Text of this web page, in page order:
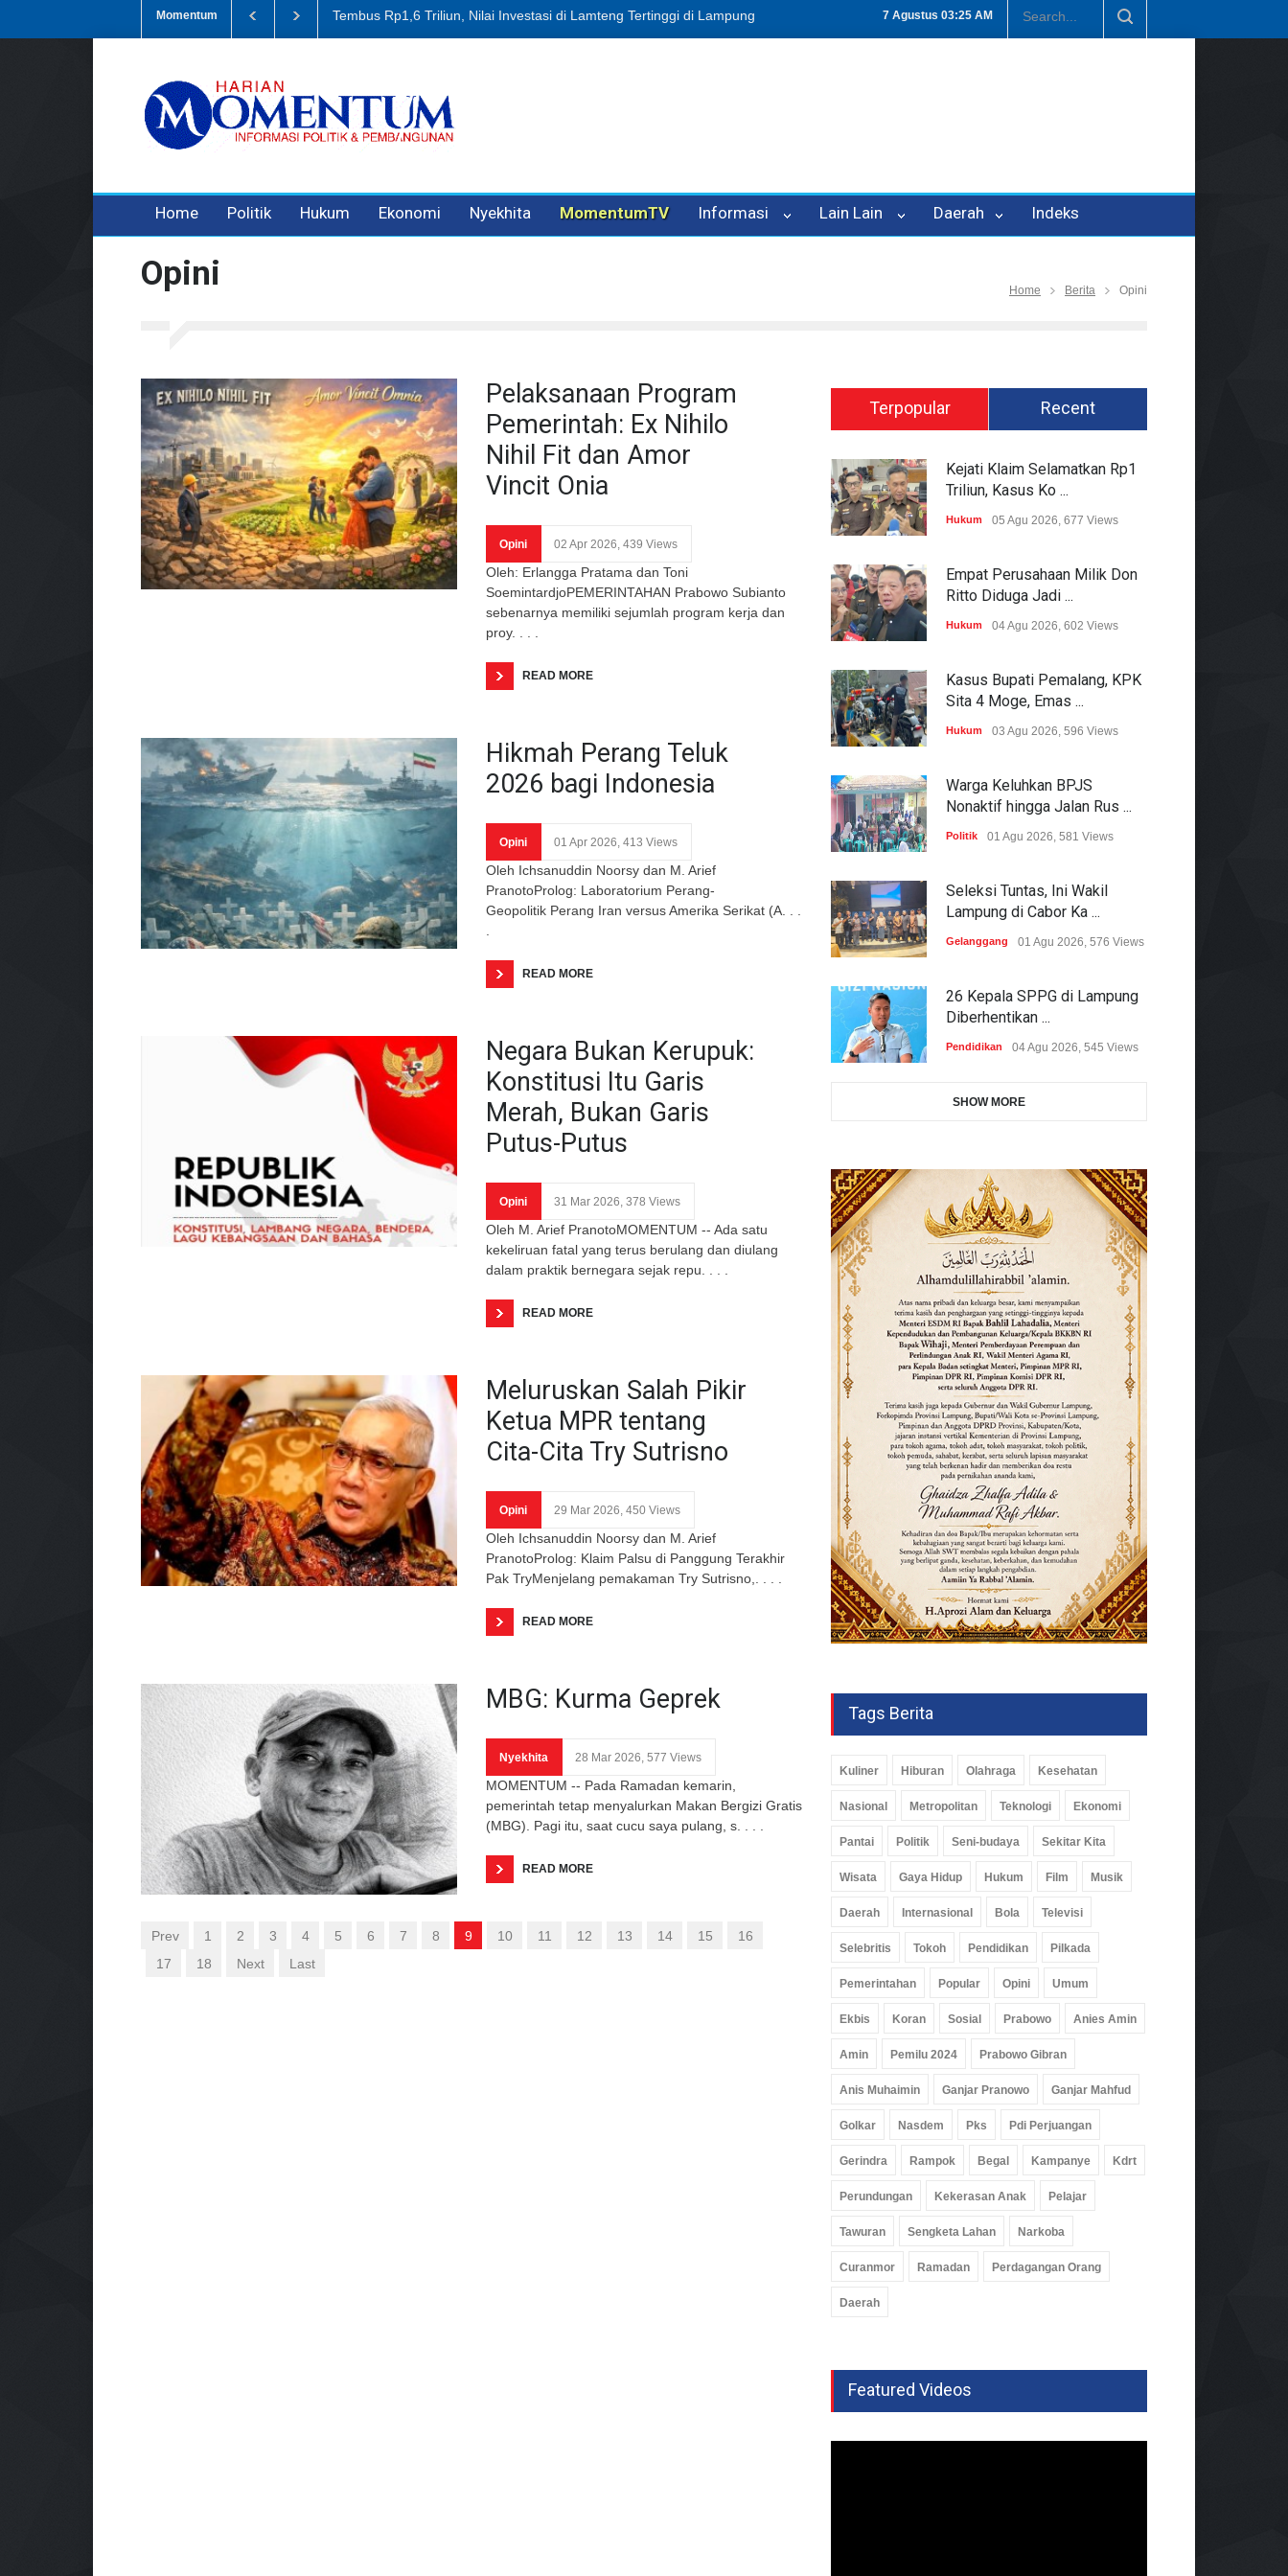
7 Agustus 03:25 AM
Momentum Korupsi Retribusi Sampah, Eks Bendahara Pembantu DLH Divonis 5 Tahun Dugaan Penipuan Oleh Oknum Kadis, Kuasa Hukum Pelapor Desak Polisi
Home Politik Hukum Ekonomi Nyekhita MomentumTV Informasi Lain Lain Daerah Indeks
Opini Home Berita Opini
Pelaksanaan Program
Pemerintah: Ex Nihilo
Nihil Fit dan Amor
Vincit Onia
Opini 02 Apr 2026, 439 Views
Oleh: Erlangga Pratama dan Toni
SoemintardjoPEMERINTAHAN Prabowo Subianto
sebenarnya memiliki sejumlah program kerja dan
proy. . . .
READ MORE
Hikmah Perang Teluk
2026 bagi Indonesia
Opini 01 Apr 2026, 413 Views
Oleh Ichsanuddin Noorsy dan M. Arief
PranotoProlog: Laboratorium Perang-
Geopolitik Perang Iran versus Amerika Serikat (A. . .
READ MORE
Negara Bukan Kerupuk:
Konstitusi Itu Garis
Merah, Bukan Garis
Putus-Putus
Opini 31 Mar 2026, 378 Views
Oleh M. Arief PranotoMOMENTUM -- Ada satu
kekeliruan fatal yang terus berulang dan diulang
dalam praktik bernegara sejak repu. . . .
READ MORE
Meluruskan Salah Pikir
Ketua MPR tentang
Cita-Cita Try Sutrisno
Opini 29 Mar 2026, 450 Views
Oleh Ichsanuddin Noorsy dan M. Arief
PranotoProlog: Klaim Palsu di Panggung Terakhir
Pak TryMenjelang pemakaman Try Sutrisno,. . . .
READ MORE
MBG: Kurma Geprek
Nyekhita 28 Mar 2026, 577 Views
MOMENTUM -- Pada Ramadan kemarin,
pemerintah tetap menyalurkan Makan Bergizi Gratis
(MBG). Pagi itu, saat cucu saya pulang, s. . . .
READ MORE
Prev 1 2 3 4 5 6 7 8 9 10 11 12 13 14 15
16
17
18 Next Last
Terpopular Recent
Kejati Klaim Selamatkan Rp1
Triliun, Kasus Ko ...
Hukum 05 Agu 2026, 677 Views
Empat Perusahaan Milik Don
Ritto Diduga Jadi ...
Hukum 04 Agu 2026, 602 Views
Kasus Bupati Pemalang, KPK
Sita 4 Moge, Emas ...
Hukum 03 Agu 2026, 596 Views
Warga Keluhkan BPJS
Nonaktif hingga Jalan Rus ...
Politik 01 Agu 2026, 581 Views
Seleksi Tuntas, Ini Wakil
Lampung di Cabor Ka ...
Gelanggang 01 Agu 2026, 576 Views
26 Kepala SPPG di Lampung
Diberhentikan ...
Pendidikan 04 Agu 2026, 545 Views
SHOW MORE
Tags Berita
Kuliner Hiburan Olahraga Kesehatan
Nasional Metropolitan Teknologi Ekonomi
Pantai Politik Seni-budaya Sekitar Kita
Wisata Gaya Hidup Hukum Film Musik
Daerah Internasional Bola Televisi
Selebritis Tokoh Pendidikan Pilkada
Pemerintahan Popular Opini Umum
Ekbis Koran Sosial Prabowo Anies Amin
Amin Pemilu 2024 Prabowo Gibran
Anis Muhaimin Ganjar Pranowo Ganjar Mahfud
Golkar Nasdem Pks Pdi Perjuangan
Gerindra Rampok Begal Kampanye Kdrt
Perundungan Kekerasan Anak Pelajar
Tawuran Sengketa Lahan Narkoba
Curanmor Ramadan Perdagangan Orang
Daerah
Featured Videos